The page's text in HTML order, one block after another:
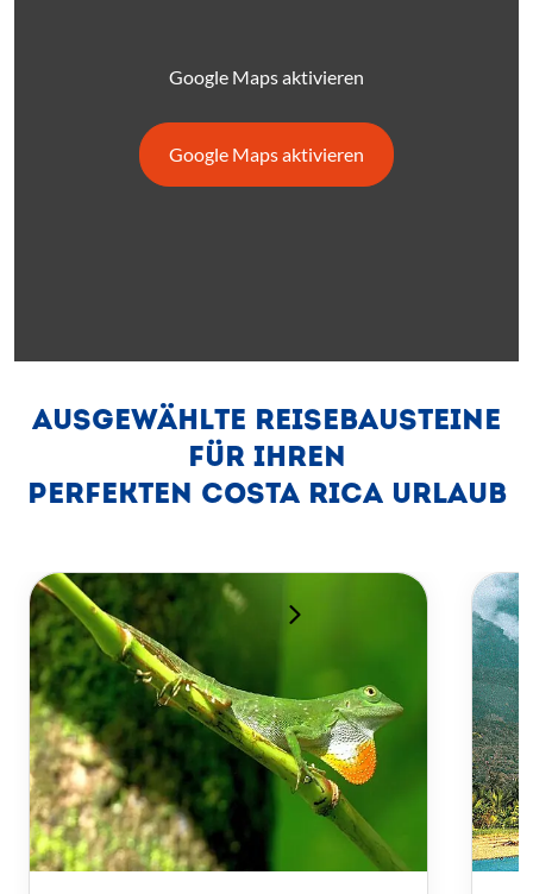
Google Maps aktivieren
Google Maps aktivieren
AUSGEWÄHLTE REISEBAUSTEINE
FÜR IHREN
PERFEKTEN COSTA RICA URLAUB